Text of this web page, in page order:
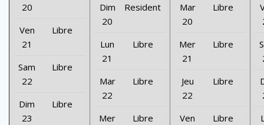
20
Ven
21
Libre
Sam
22
Libre
Dim
23
Libre
Dim
20
Resident
Lun
21
Libre
Mar
22
Libre
Mer
Libre
Mar
20
Libre
Mer
21
Libre
Jeu
22
Libre
Ven
Libre